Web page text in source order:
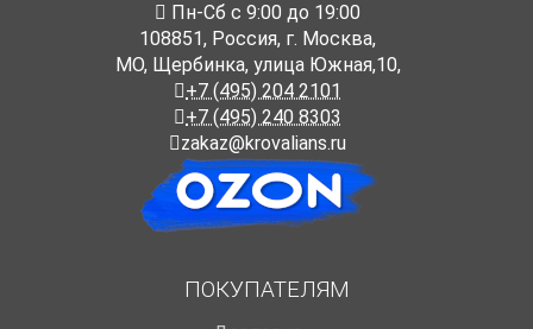
Пн-Cб с 9:00 до 19:00
108851, Россия, г. Москва,
МО, Щербинка, улица Южная,10,
+7 (495) 204 2101
+7 (495) 240 8303
zakaz@krovalians.ru
ПОКУПАТЕЛЯМ